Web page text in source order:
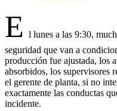
E l lunes a las 9:30,
seguridad que van a
producción fue ajustada, los
absorbidos, los supervisores
el gerente de planta, si no
exactamente las conductas
incidente.